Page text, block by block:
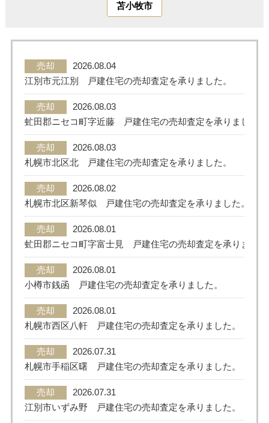
苫小牧市
売却
2026.08.04
江別市元江別 戸建住宅の売却査定を承りました。
売却
2026.08.03
虻田郡ニセコ町字近藤 戸建住宅の売却査定を承りました。
売却
2026.08.03
札幌市北区北 戸建住宅の売却査定を承りました。
売却
2026.08.02
札幌市北区新琴似 戸建住宅の売却査定を承りました。
売却
2026.08.01
虻田郡ニセコ町字富士見 戸建住宅の売却査定を承りました
売却
2026.08.01
小樽市銭函 戸建住宅の売却査定を承りました。
売却
2026.08.01
札幌市西区八軒 戸建住宅の売却査定を承りました。
売却
2026.07.31
札幌市手稲区曙 戸建住宅の売却査定を承りました。
売却
2026.07.31
江別市いずみ野 戸建住宅の売却査定を承りました。